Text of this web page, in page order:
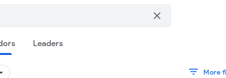
clear
Leaders
filter_list More